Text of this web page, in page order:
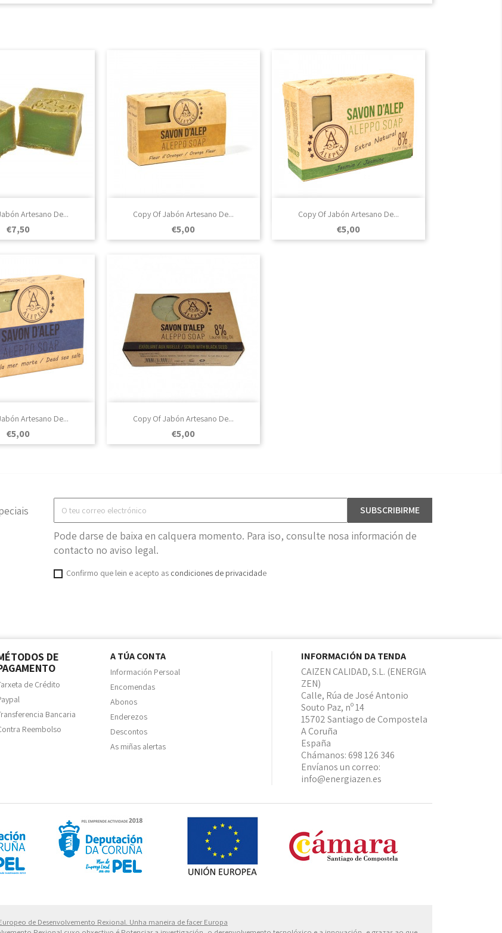
Artesano De...
Prezo
€7,50
Vista rápida Copy Of Jabón Artesano De...
Prezo
€5,00
Vista rápida Copy Of Jabón Artesano De...
Prezo
€5,00
Vista rápida
Artesano De...
Prezo
€5,00
Vista rápida Copy Of Jabón Artesano De...
Prezo
€5,00
Vista rápida
Pode darse de baixa en calquera momento. Para iso, consulte nosa información de
contacto no aviso legal.
Confirmo que lein e acepto as condiciones de privacidade
DE
de Crédito
Bancaria
Reembolso
A TÚA CONTA
Información Persoal
Encomendas
Abonos
Enderezos
Descontos
As miñas alertas
INFORMACIÓN DA TENDA
CAIZEN CALIDAD, S.L. (ENERGIA
ZEN)
Calle, Rúa de José Antonio
Souto Paz, nº 14
15702 Santiago de Compostela
A Coruña
España
Chámanos: 698 126 346
Envíanos un correo:
info@energiazen.es
de Desenvolvemento Rexional. Unha maneira de facer Europa